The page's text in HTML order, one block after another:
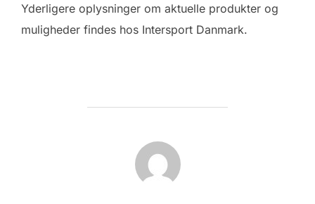
Yderligere oplysninger om aktuelle produkter og
muligheder findes hos Intersport Danmark.
FORFATTER